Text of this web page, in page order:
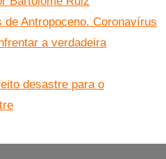
de Antropoceno. Coronavírus
a verdadeira
desastre para o